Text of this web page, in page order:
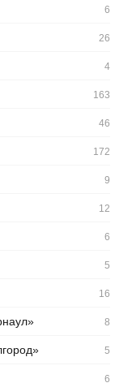
6
26
4
163
46
172
9
12
6
5
16
8
5
6